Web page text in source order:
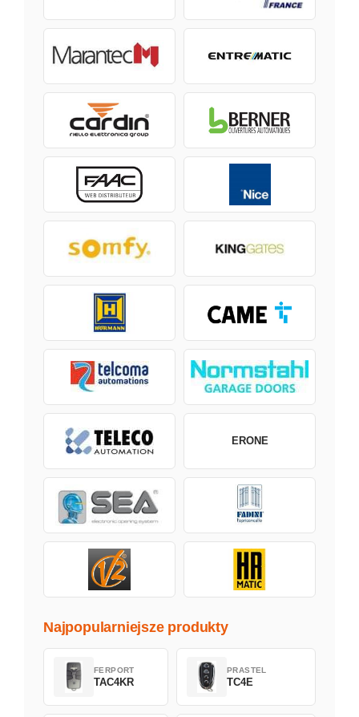
ERONE
Najpopularniejsze produkty
FERPORT
TAC4KR
PRASTEL
TC4E